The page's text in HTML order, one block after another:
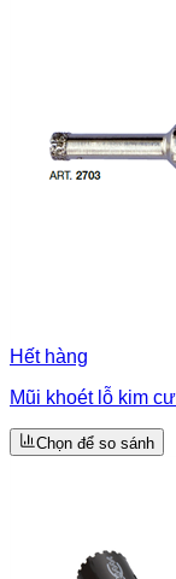
Hết hàng
Mũi khoét lỗ kim
Chọn để so sánh